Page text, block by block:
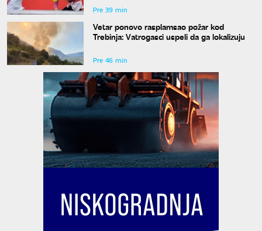
Pre 39 min
Vetar ponovo rasplamsao požar kod
Trebinja: Vatrogasci uspeli da ga lokalizuju
Pre 46 min